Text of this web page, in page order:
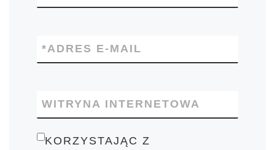
ADRES E-MAIL
*
WITRYNA INTERNETOWA
KORZYSTAJĄC Z